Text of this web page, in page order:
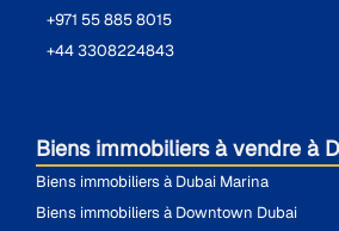
+971 55 885 8015
+44 3308224843
Biens immobiliers à vendre à
Biens immobiliers à Dubai Marina
Biens immobiliers à Downtown Dubai